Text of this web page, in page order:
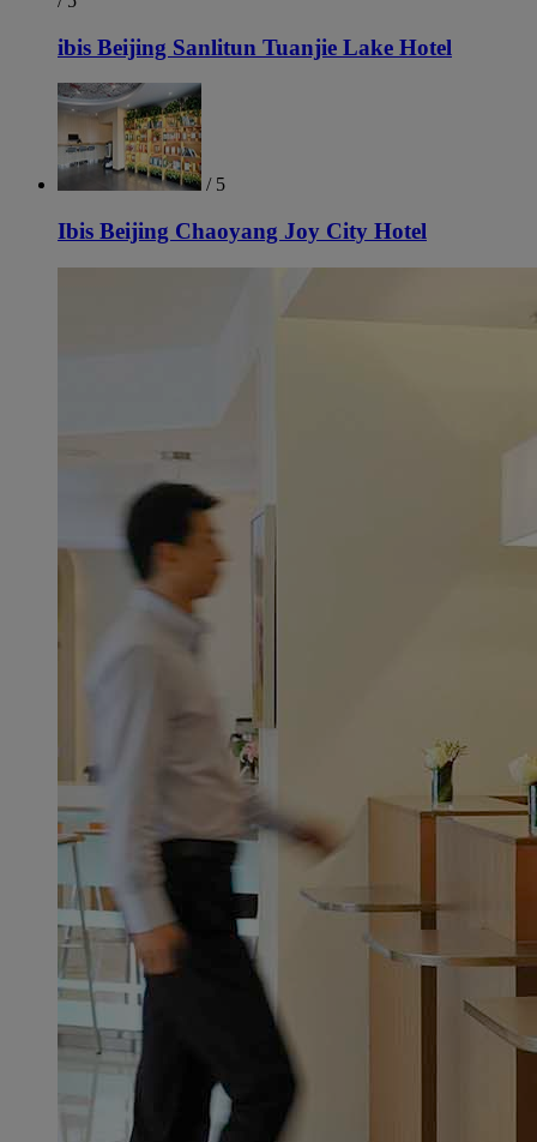
ibis Beijing Sanlitun Tuanjie Lake Hotel
/ 5
Ibis Beijing Chaoyang Joy City Hotel